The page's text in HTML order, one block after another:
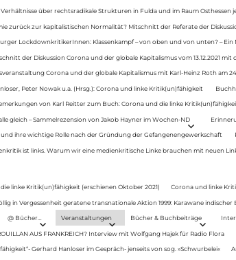
über rechtsradikale Strukturen in Fulda und im Raum Osthessen
zurück zur kapitalistischen Normalität? Mitschnitt der Referate der
LockdownkritikerInnen: Klassenkampf – von oben und von unten? – Ein
der Diskussion Corona und der globale Kapitalismus vom 13.12.2021
Corona und der globale Kapitalismus mit Karl-Heinz Roth am
Peter Nowak u.a. (Hrsg.): Corona und linke Kritik(un)fähigkeit
von Karl Reitter zum Buch: Corona und die linke
gleich – Sammelrezension von Jakob Hayner im Wochen-ND
ihre wichtige Rolle nach der Gründung der Gefangenengewerkschaft
ist links. Warum wir eine medienkritische Linke brauchen mit neuen
linke Kritik(un)fähigkeit (erschienen Oktober 2021) Corona und linke
in Vergessenheit geratene transnationale Aktion 1999: Karawane indischer
@ Bücher… Veranstaltungen Bücher & Buchbeiträge
AUS FRANKREICH? Interview mit Wolfgang Hajek für Radio Flora
Gerhard Hanloser im Gespräch- jenseits von sog. »Schwurbelei«